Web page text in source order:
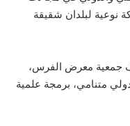
نوعية لبلدان شقيقة
جمعية معرض الفرس،
متنامي، برمجة علمية